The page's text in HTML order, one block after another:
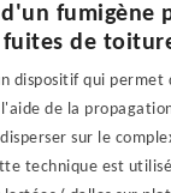
fumigène
de
dispositif qui
de la
sur le
technique est